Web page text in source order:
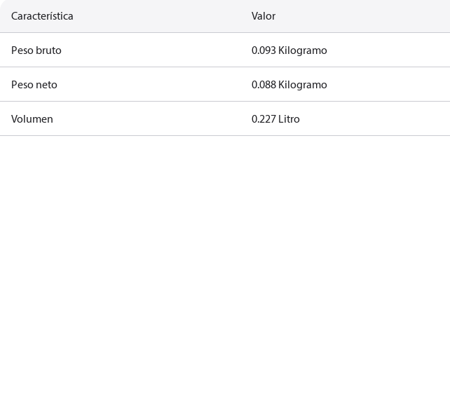
Característica Valor
Peso bruto 0.093 Kilogramo
Peso neto 0.088 Kilogramo
Volumen 0.227 Litro